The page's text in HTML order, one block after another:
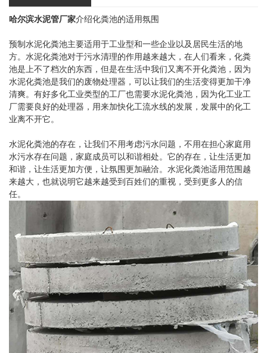
哈尔滨水泥管厂家介绍化粪池的适用氛围
预制水泥化粪池主要适用于工业型和一些企业以及居民生活的地
方。水泥化粪池对于污水清理的作用越来越大，在人们看来，化粪
池是上不了档次的东西，但是在生活中我们又离不开化粪池，因为
水泥化粪池是我们的废物处理器，可以让我们的生活变得更加干净
清爽。有好多化工业类型的工厂也需要水泥化粪池，因为化工业工
厂需要良好的处理器，用来加快化工流水线的发展，发展中的化工
业离不开它。
水泥化粪池的存在，让我们不用考虑污水问题，不用在担心家庭用
水污水存在问题，家庭成员可以和谐相处。它的存在，让生活更加
和谐，让生活更加方便，让氛围更加融洽。水泥化粪池适用范围越
来越大，也就说明它越来越受到百姓们的重视，受到更多人的信
任。